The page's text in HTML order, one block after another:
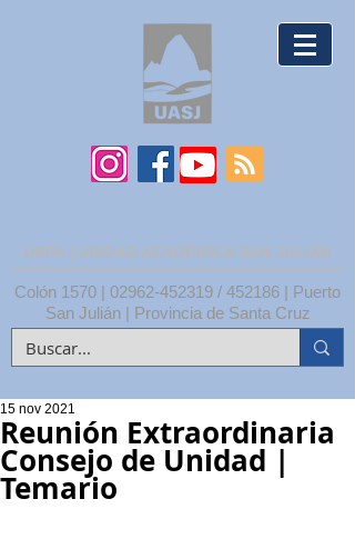
UNPA | UNIDAD ACADÉMICA SAN JULIÁN
Colón 1570 | 02962-452319 / 452186 | Puerto
San Julián | Provincia de Santa Cruz
Reunión Extraordinaria
Consejo de Unidad |
Temario
15 nov 2021